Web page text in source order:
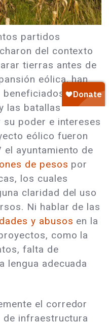
partidos
del contexto
tierras antes de
eólica, han
La
las batallas
poder e intereses
eólico fueron
el ayuntamiento de
de pesos por
los cuales
claridad del uso
Ni hablar de las
y abusos en la
como la
falta de
lengua adecuada
el corredor
infraestructura